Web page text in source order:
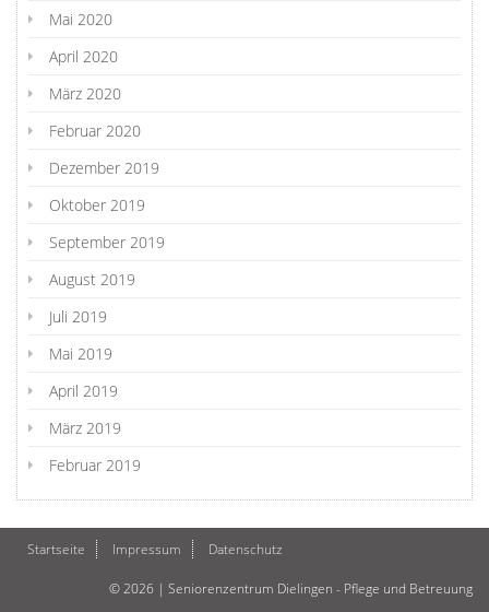
Mai 2020
April 2020
März 2020
Februar 2020
Dezember 2019
Oktober 2019
September 2019
August 2019
Juli 2019
Mai 2019
April 2019
März 2019
Februar 2019
Startseite Impressum Datenschutz
© 2026 | Seniorenzentrum Dielingen - Pflege und Betreuung